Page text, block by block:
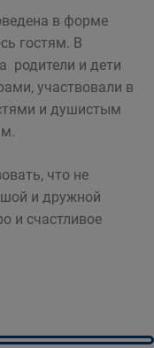
в форме
гостям. В
родители и дети
участвовали в
и душистым
что не
и дружной
и счастливое